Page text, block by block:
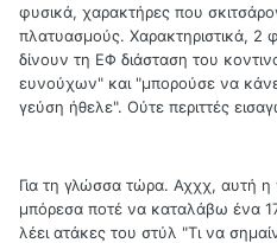
φυσικά, χαρακτήρες που
πλατυασμούς. Χαρακτηριστικά, 2
δίνουν τη ΕΦ διάσταση του
ευνούχων" και "μπορούσε να
γεύση ήθελε". Ούτε περιττές
Για τη γλώσσα τώρα. Αχχχ, αυτή
μπόρεσα ποτέ να καταλάβω ένα
λέει ατάκες του στύλ "Τι να